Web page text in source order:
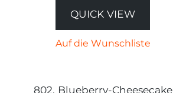
QUICK VIEW
Auf die Wunschliste
802. Blueberry-Cheesecake